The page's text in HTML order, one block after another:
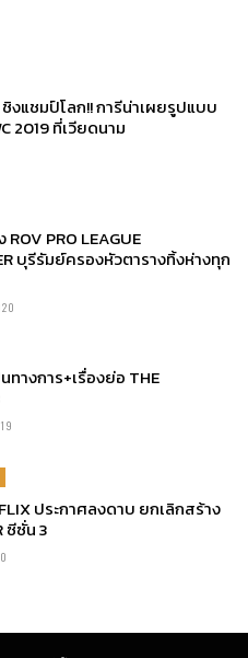
ชิงแชมป์โลก!! การีน่าเผยรูปแบบ
2019 ที่เวียดนาม
PRO LEAGUE
บุรีรัมย์ครองหัวตารางทิ้งห่างทุก
ทางการ+เรื่องย่อ THE
ประกาศลงดาบ ยกเลิกสร้าง
ซีซั่น 3